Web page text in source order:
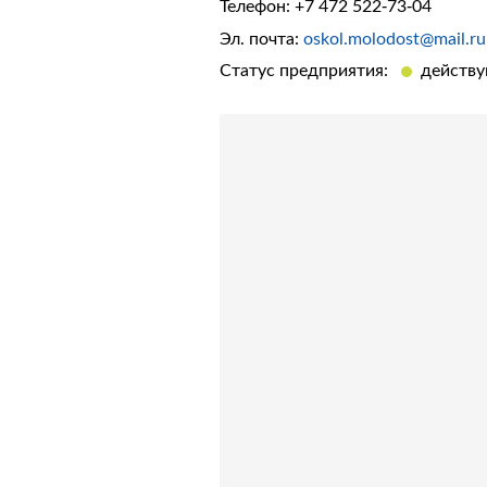
Телефон: +7 472 522-73-04
Эл. почта: oskol.molodost@mail.ru
Статус предприятия: